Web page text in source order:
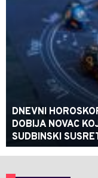
DNEVNI
DOBIJA NOVAC
SUDBINSKI